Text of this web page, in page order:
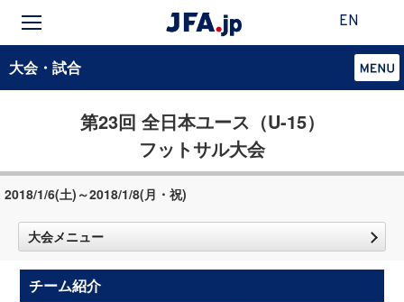
EN
大会・試合
第23回 全日本ユース（U-15）
フットサル大会
2018/1/6(土)～2018/1/8(月・祝)
大会メニュー
チーム紹介